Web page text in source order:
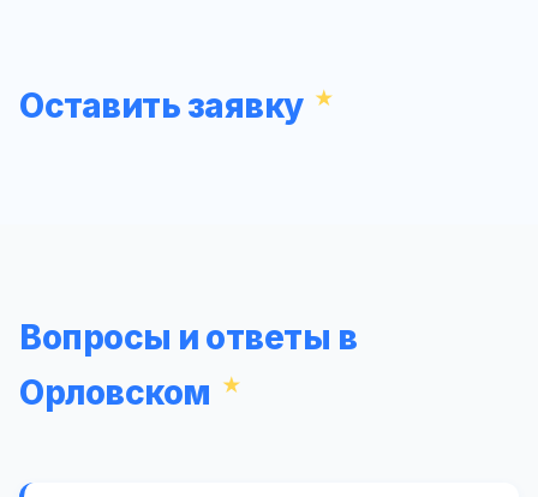
Оставить заявку
Вопросы и ответы в
Орловском